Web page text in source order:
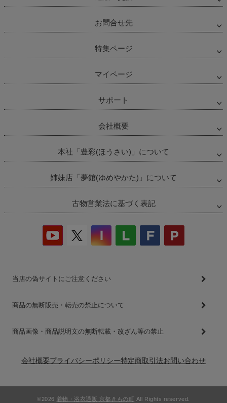
お問合せ先
特集ページ
マイページ
サポート
会社概要
本社「豊彩(ほうさい)」について
姉妹店「夢館(ゆめやかた)」について
古物営業法に基づく表記
当店の偽サイトにご注意ください
商品の無断販売・転売の禁止について
商品画像・商品説明文の無断転載・改ざん等の禁止
会社概要プライバシーポリシー特定商取引法お問い合わせ
©2026 着物・浴衣通販 京都きもの町 All Rights reserved.